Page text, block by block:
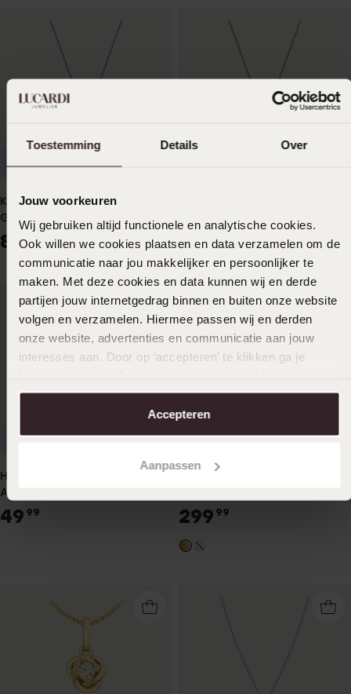
Toestemming Details Over
Jouw voorkeuren
Wij gebruiken altijd functionele en analytische cookies.
Ook willen we cookies plaatsen en data verzamelen om de
communicatie naar jou makkelijker en persoonlijker te
maken. Met deze cookies en data kunnen wij en derde
partijen jouw internetgedrag binnen en buiten onze website
volgen en verzamelen. Hiermee passen wij en derden
onze website, advertenties en communicatie aan jouw
interesses aan. Door op ‘accepteren’ te klikken ga je
aanpassen. Lees er meer over in onscookiebeleid.
Accepteren
Aanpassen
Kette, 925 Silber, 2 Ringe,
Gravur
8999
Ringe, Gravur
89 99
Herrenkette, Edelstahl, mit
Anhänger, Kompass
49 99
Nachhaltig
299 99
Nachhaltig